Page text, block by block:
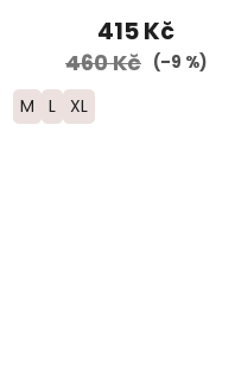
415 Kč
460 Kč (–9 %)
M L XL